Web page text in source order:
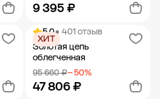
9 395 ₽
Добавить в корзину
5.0• 401 отзыв
Золотая цепь
облегченная
95 660 ₽− 50%
47 806 ₽
ХИТ